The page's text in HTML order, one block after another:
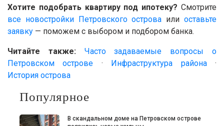
Хотите подобрать квартиру под ипотеку? Смотрите
все новостройки Петровского острова илиоставьте
заявку — поможем с выбором и подбором банка.
Читайте также:
Часто задаваемые вопросы о
Петровском острове · Инфраструктура района·
История острова
Популярное
В скандальном доме на Петровском острове